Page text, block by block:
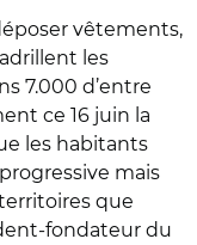
vêtements,
les
7.000 d’entre
ce 16 juin la
les habitants
mais
que
fondateur du